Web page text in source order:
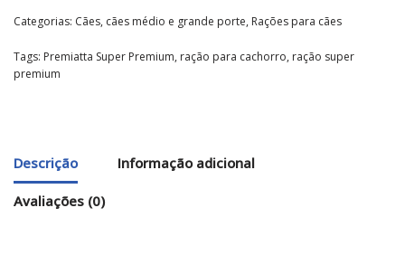
Categorias: Cães, cães médio e grande porte, Rações para cães
Tags: Premiatta Super Premium, ração para cachorro, ração super
premium
Descrição Informação adicional
Avaliações (0)